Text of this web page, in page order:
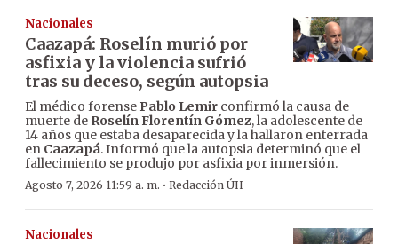
Nacionales
Caazapá: Roselín murió por
asfixia y la violencia sufrió
tras su deceso, según autopsia
El médico forense Pablo Lemir confirmó la causa de
muerte de Roselín Florentín Gómez, la adolescente de
14 años que estaba desaparecida y la hallaron enterrada
en Caazapá. Informó que la autopsia determinó que el
fallecimiento se produjo por asfixia por inmersión.
Agosto 7, 2026 11:59 a. m. · Redacción ÚH
Nacionales